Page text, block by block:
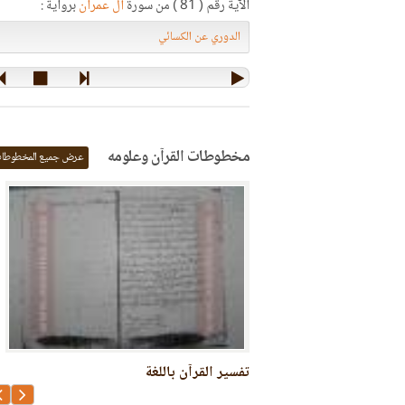
الآية رقم ( 81 ) من سورة آل عمرانبرواية :
مخطوطات القرآن وعلومه عرض جميع
تفسير القرآن باللغة